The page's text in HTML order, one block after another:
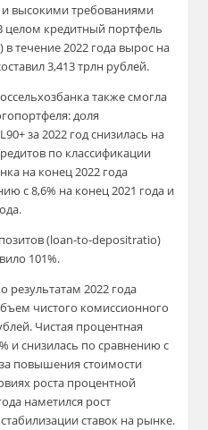
высокими требованиями
целом кредитный портфель
течение 2022 года вырос на
3,413 трлн рублей.
также смогла
доля
за 2022 год снизилась на
по классификации
на конец 2022 года
с 8,6% на конец 2021 года и
(loan-to-depositratio)
101%.
2022 года
чистого комиссионного
Чистая процентная
и снизилась по сравнению с
повышения стоимости
роста процентной
наметился рост
ставок на рынке.